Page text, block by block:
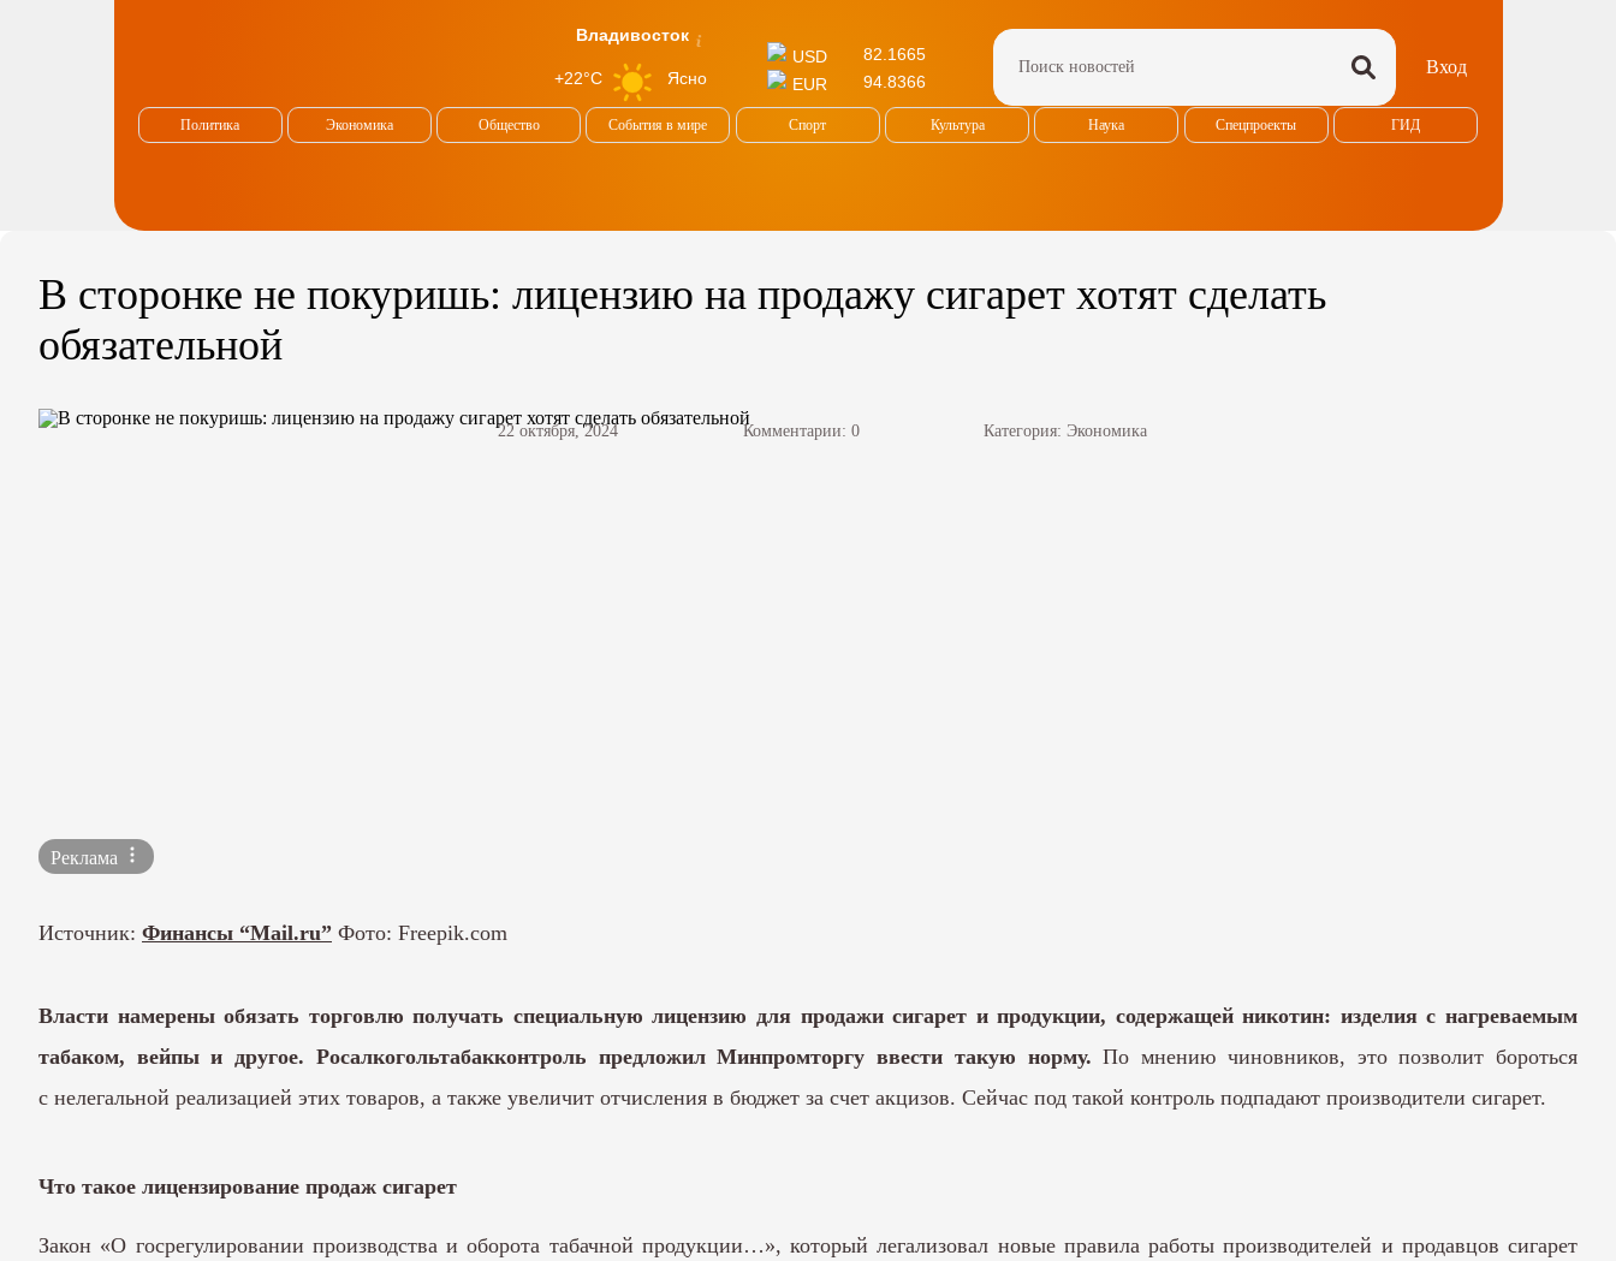
Владивосток
+22°C Ясно
USD
82.1665
EUR
94.8366
Вход
Политика Экономика Общество События в мире Спорт Культура Наука Спецпроекты ГИД
В сторонке не покуришь: лицензию на продажу сигарет хотят сделать
обязательной
22 октября, 2024 Комментарии: 0 Категория: Экономика
Реклама
Источник: Финансы “Mail.ru” Фото: Freepik.com
Власти намерены обязать торговлю получать специальную лицензию для продажи сигарет и продукции, содержащей никотин: изделия с нагреваемым
табаком, вейпы и другое. Росалкогольтабакконтроль предложил Минпромторгу ввести такую норму. По мнению чиновников, это позволит бороться
с нелегальной реализацией этих товаров, а также увеличит отчисления в бюджет за счет акцизов. Сейчас под такой контроль подпадают производители сигарет.
Что такое лицензирование продаж сигарет
Закон «О госрегулировании производства и оборота табачной продукции…», который легализовал новые правила работы производителей и продавцов сигарет